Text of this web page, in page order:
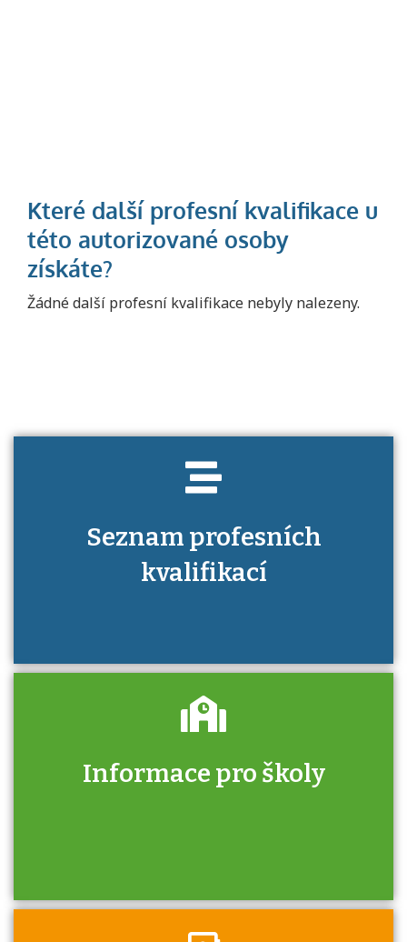
Žádné další profesní kvalifikace nebyly nalezeny.
Seznam profesních
kvalifikací
Projděte si seznam profesních kvalifikací.
Informace pro školy
Zjistěte, jak se přihlásit ke zkoušce a kde